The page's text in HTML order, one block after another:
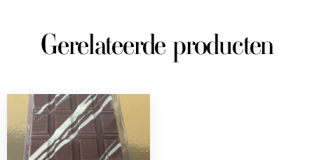
Gerelateerde producten